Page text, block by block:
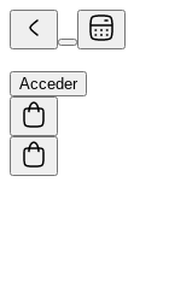
Acceder